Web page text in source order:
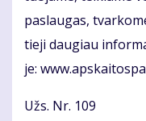
pa­slau­gas,
tie­ji dau­giau
je:
Užs. Nr. 109